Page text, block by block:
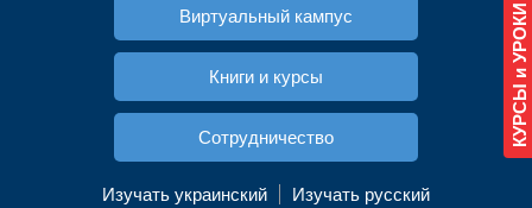
КУРСЫ и УРОКИ
Виртуальный кампус
Книги и курсы
Cотрудничество
Изучать украинский Изучать русский